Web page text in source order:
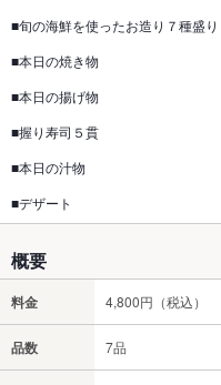
■旬の海鮮を使ったお造り７種盛り
■本日の焼き物
■本日の揚げ物
■握り寿司５貫
■本日の汁物
■デザート
概要
料金 4,800円（税込）
品数 7品